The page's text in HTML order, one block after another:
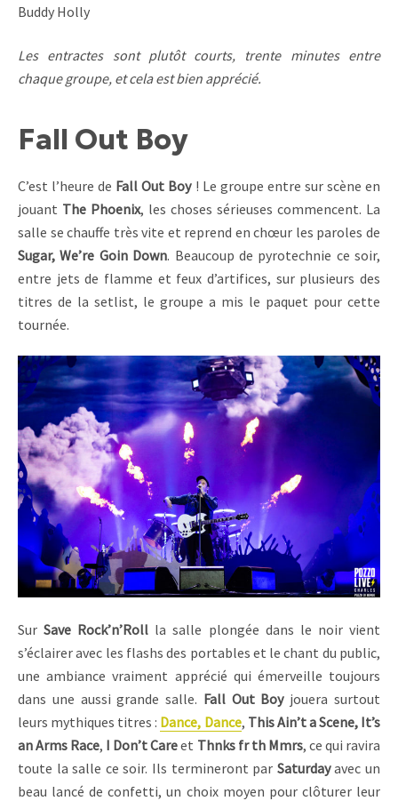
Buddy Holly
Les entractes sont plutôt courts, trente minutes entre
chaque groupe, et cela est bien apprécié.
Fall Out Boy
C’est l’heure de Fall Out Boy! Le groupe entre sur scène en
jouant The Phoenix, les choses sérieuses commencent. La
salle se chauffe très vite et reprend en chœur les paroles de
Sugar, We’re Goin Down. Beaucoup de pyrotechnie ce soir,
entre jets de flamme et feux d’artifices, sur plusieurs des
titres de la setlist, le groupe a mis le paquet pour cette
tournée.
SurSave Rock’n’Roll la salle plongée dans le noir vient
s’éclairer avec les flashs des portables et le chant du public,
une ambiance vraiment apprécié qui émerveille toujours
dans une aussi grande salle. Fall Out Boyjouera surtout
leurs mythiques titres : Dance, Dance, This Ain’t a Scene, It’s
an Arms Race, I Don’t Careet Thnks fr th Mmrs, ce qui ravira
toute la salle ce soir. Ils termineront par Saturdayavec un
beau lancé de confetti, un choix moyen pour clôturer leur